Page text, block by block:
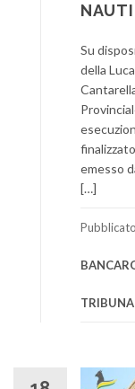
Su
della
emesso
[…]